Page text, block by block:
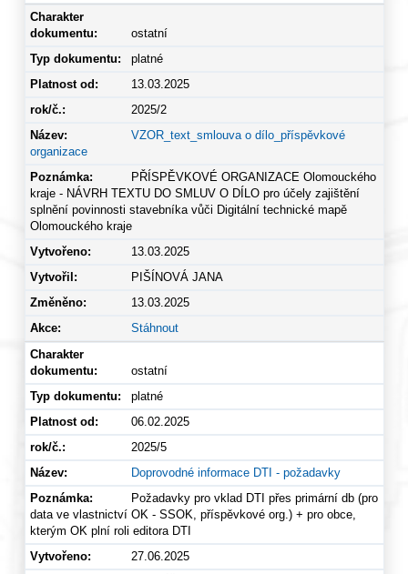
ostatní
platné
13.03.2025
2025/2
VZOR_text_smlouva o dílo_příspěvkové
organizace
PŘÍSPĚVKOVÉ ORGANIZACE Olomouckého
kraje - NÁVRH TEXTU DO SMLUV O DÍLO pro účely zajištění
splnění povinnosti stavebníka vůči Digitální technické mapě
Olomouckého kraje
13.03.2025
PIŠÍNOVÁ JANA
13.03.2025
Stáhnout
ostatní
platné
06.02.2025
2025/5
Doprovodné informace DTI - požadavky
Požadavky pro vklad DTI přes primární db (pro
data ve vlastnictví OK - SSOK, příspěvkové org.) + pro obce,
kterým OK plní roli editora DTI
27.06.2025